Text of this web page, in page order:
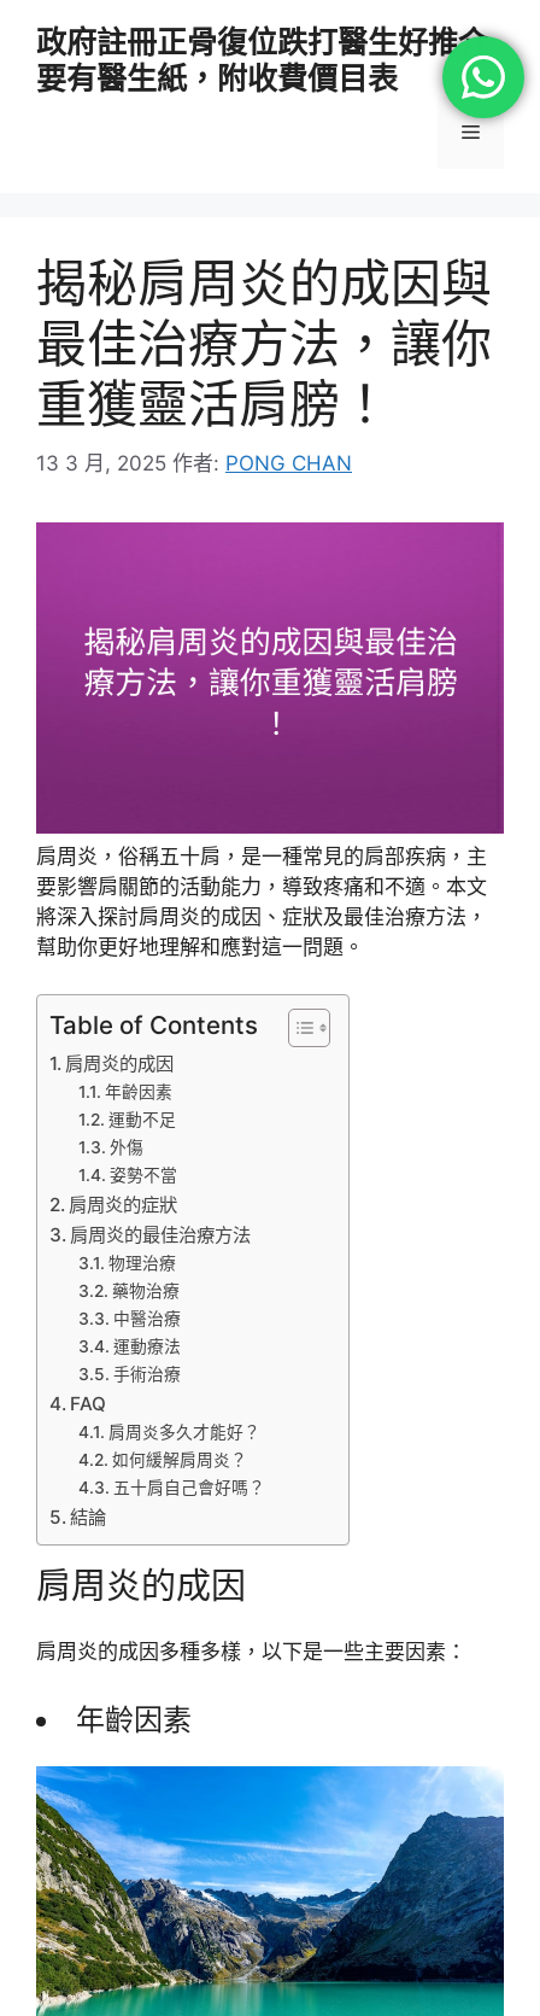
政府註冊正骨復位跌打醫生好推介
要有醫生紙，附收費價目表
選
揭秘肩周炎的成因與
最佳治療方法，讓你
重獲靈活肩膀！
13 3 月, 2025 作者: PONG CHAN
肩周炎，俗稱五十肩，是一種常見的肩部疾病，主
要影響肩關節的活動能力，導致疼痛和不適。本文
將深入探討肩周炎的成因、症狀及最佳治療方法，
幫助你更好地理解和應對這一問題。
Table of Contents
肩周炎的成因
年齡因素
運動不足
外傷
姿勢不當
肩周炎的症狀
肩周炎的最佳治療方法
物理治療
藥物治療
中醫治療
運動療法
手術治療
FAQ
肩周炎多久才能好？
如何緩解肩周炎？
五十肩自己會好嗎？
結論
肩周炎的成因
肩周炎的成因多種多樣，以下是一些主要因素：
年齡因素